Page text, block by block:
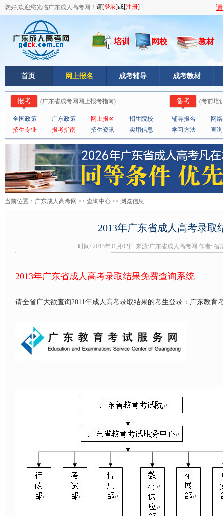
您好,欢迎您光临广东成人高考网！
培训 网校 教材
首页 网上报名 成考辅导 成考教材
报考 (广东省成考网网上报考指南)
全国政策 广东政策 网上报名
招生院校
招生专业
报考指南 招生资讯 实用信息
备考 (考前培
辅导报名
网
学习方法
查
当前位置： 广东成人高考网 >> 查询中心 >> 浏览信息
2013年广东省成人高考录取
时间: 2013年01月02日 来源:广东省成人高考网 作者: 省
2013年广东省成人高考录取结果免费查询系统
请全省广大欲查询2011年成人高考录取结果的考生登录： 广东教育